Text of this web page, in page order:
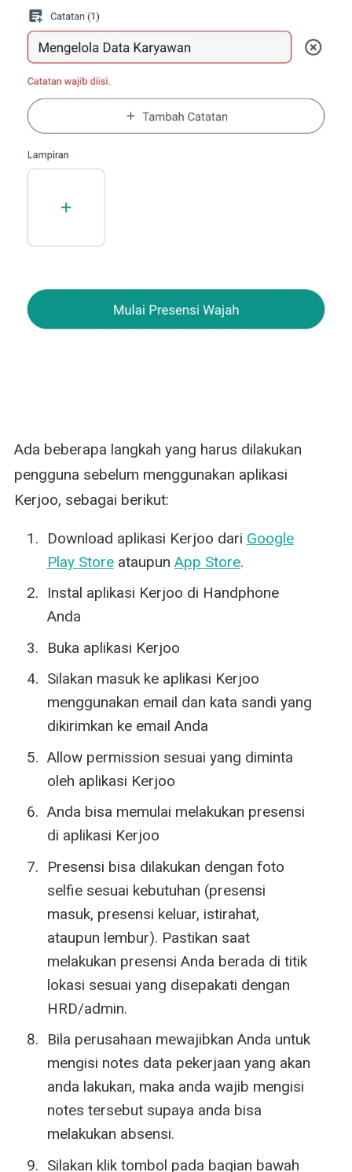
Ada beberapa langkah yang harus dilakukan
pengguna sebelum menggunakan aplikasi
Kerjoo, sebagai berikut:
Download aplikasi Kerjoo dari Google
Play Storeataupun App Store.
Instal aplikasi Kerjoo di Handphone
Anda
Buka aplikasi Kerjoo
Silakan masuk ke aplikasi Kerjoo
menggunakan email dan kata sandi yang
dikirimkan ke email Anda
Allow permission sesuai yang diminta
oleh aplikasi Kerjoo
Anda bisa memulai melakukan presensi
di aplikasi Kerjoo
Presensi bisa dilakukan dengan foto
selfie sesuai kebutuhan (presensi
masuk, presensi keluar, istirahat,
ataupun lembur). Pastikan saat
melakukan presensi Anda berada di titik
lokasi sesuai yang disepakati dengan
HRD/admin.
Bila perusahaan mewajibkan Anda untuk
mengisi notes data pekerjaan yang akan
anda lakukan, maka anda wajib mengisi
notes tersebut supaya anda bisa
melakukan absensi.
Silakan klik tombol pada bagian bawah